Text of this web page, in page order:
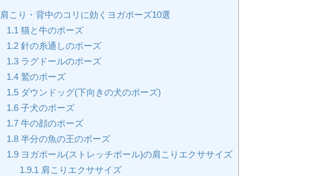
肩こり・背中のコリに効くヨガポーズ10選
1.1 猫と牛のポーズ
1.2針の糸通しのポーズ
1.3ラグドールのポーズ
1.4鷲のポーズ
1.5ダウンドッグ(下向きの犬のポーズ)
1.6子犬のポーズ
1.7牛の顔のポーズ
1.8半分の魚の王のポーズ
1.9ヨガポール(ストレッチポール)の肩こりエクササイズ
1.9.1 肩こりエクササイズ